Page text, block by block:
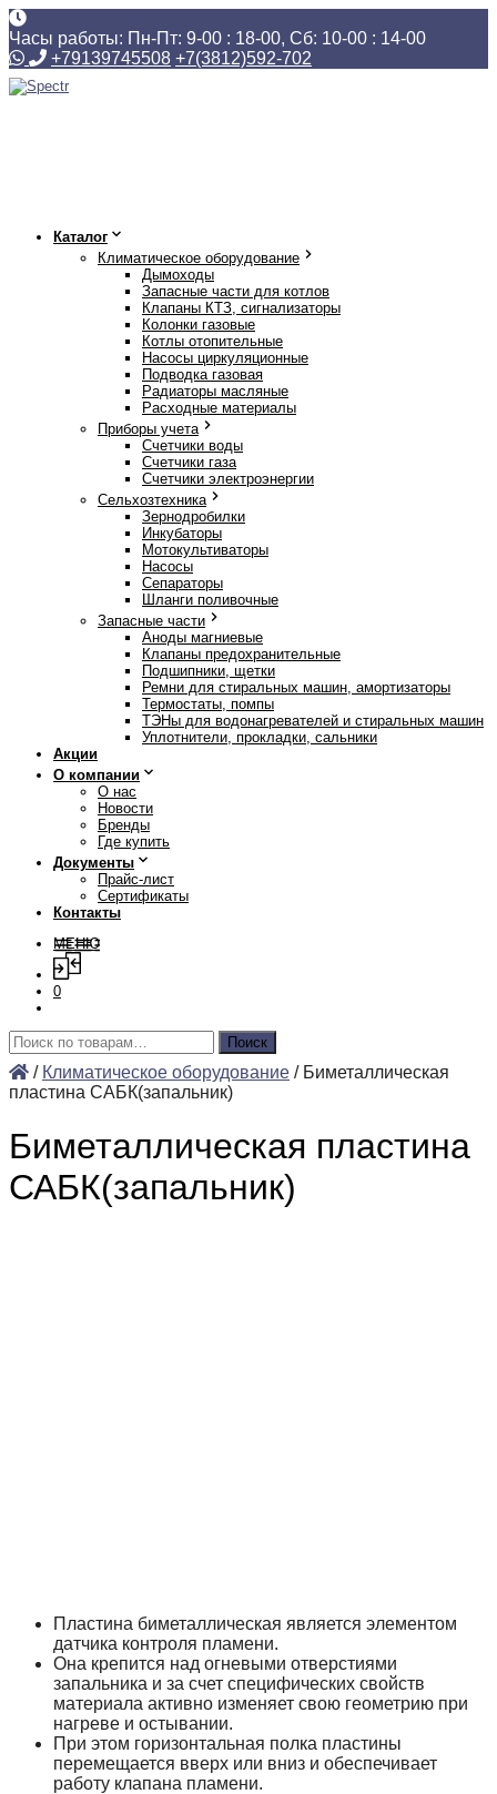
Часы работы: Пн-Пт: 9-00 : 18-00, Сб: 10-00 : 14-00
+79139745508 +7(3812)592-702
Каталог
Климатическое оборудование
Дымоходы
Запасные части для котлов
Клапаны КТЗ, сигнализаторы
Колонки газовые
Котлы отопительные
Насосы циркуляционные
Подводка газовая
Радиаторы масляные
Расходные материалы
Приборы учета
Счетчики воды
Счетчики газа
Счетчики электроэнергии
Сельхозтехника
Зернодробилки
Инкубаторы
Мотокультиваторы
Насосы
Сепараторы
Шланги поливочные
Запасные части
Аноды магниевые
Клапаны предохранительные
Подшипники, щетки
Ремни для стиральных машин, амортизаторы
Термостаты, помпы
ТЭНы для водонагревателей и стиральных машин
Уплотнители, прокладки, сальники
Акции
О компании
О нас
Новости
Бренды
Где купить
Документы
Прайс-лист
Сертификаты
Контакты
МЕНЮ
0
Искать: Поиск
/ Климатическое оборудование / Биметаллическая
пластина САБК(запальник)
Биметаллическая пластина
САБК(запальник)
Пластина биметаллическая является элементом
датчика контроля пламени.
Она крепится над огневыми отверстиями
запальника и за счет специфических свойств
материала активно изменяет свою геометрию при
нагреве и остывании.
При этом горизонтальная полка пластины
перемещается вверх или вниз и обеспечивает
работу клапана пламени.